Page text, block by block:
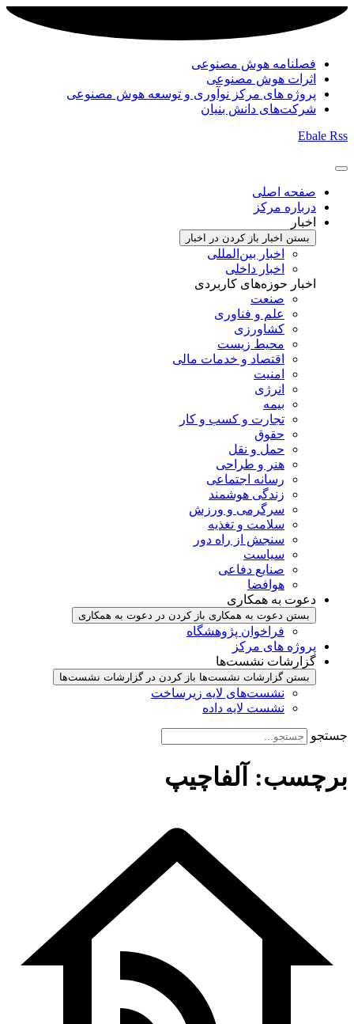
فصلنامه هوش مصنوعی
اثرات هوش مصنوعی
پروژه های مرکز نوآوری و توسعه هوش مصنوعی
شرکت‌های دانش بنیان
Ebale Rss
صفحه اصلی
درباره مرکز
اخبار
بستن اخبار باز کردن در اخبار
اخبار بین‌المللی
اخبار داخلی
اخبار حوزه‌های کاربردی
صنعت
علم و فناوری
کشاورزی
محیط زیست
اقتصاد و خدمات مالی
امنیت
انرژی
بیمه
تجارت و کسب و کار
حقوق
حمل و نقل
هنر و طراحی
رسانه اجتماعی
زندگی هوشمند
سرگرمی و ورزش
سلامت و تغذیه
سنجش از راه دور
سیاست
صنایع دفاعی
هوافضا
دعوت به همکاری
بستن دعوت به همکاری باز کردن در دعوت به همکاری
فراخوان پژوهشگاه
پروژه های مرکز
گزارشات نشست‌ها
بستن گزارشات نشست‌ها باز کردن در گزارشات نشست‌ها
نشست‌‌های لایه زیرساخت
نشست لایه داده
جستجو
برچسب: آلفاچیپ